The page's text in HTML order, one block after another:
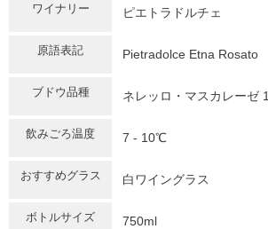
ワイナリー ピエトラドルチェ
原語表記 Pietradolce Etna Rosato
ブドウ品種 ネレッロ・マスカレーゼ
飲みごろ温度 7 - 10℃
おすすめグラス 白ワイングラス
ボトルサイズ 750ml